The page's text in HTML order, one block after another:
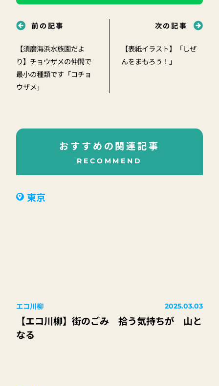
前の記事
【須磨海浜水族園だよ
り】チョウザメの仲間で
最小の種類です「コチョ
ウザメ」
次の記事
【表紙イラスト】「しぜ
んをまもろう！」
おすすめの関連記事
RECOMMEND
東京
エコ川柳 2025.03.03
【エコ川柳】街のごみ 拾う気持ちが 山と
なる